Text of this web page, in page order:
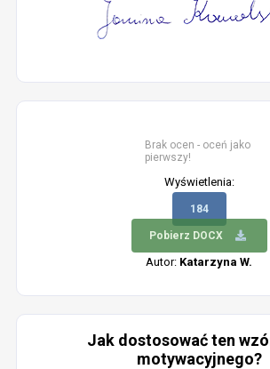
Brak ocen - oceń jako
pierwszy!
Wyświetlenia:
184
Pobierz DOCX
Autor: Katarzyna W.
Jak dostosować ten
motywacyjnego?